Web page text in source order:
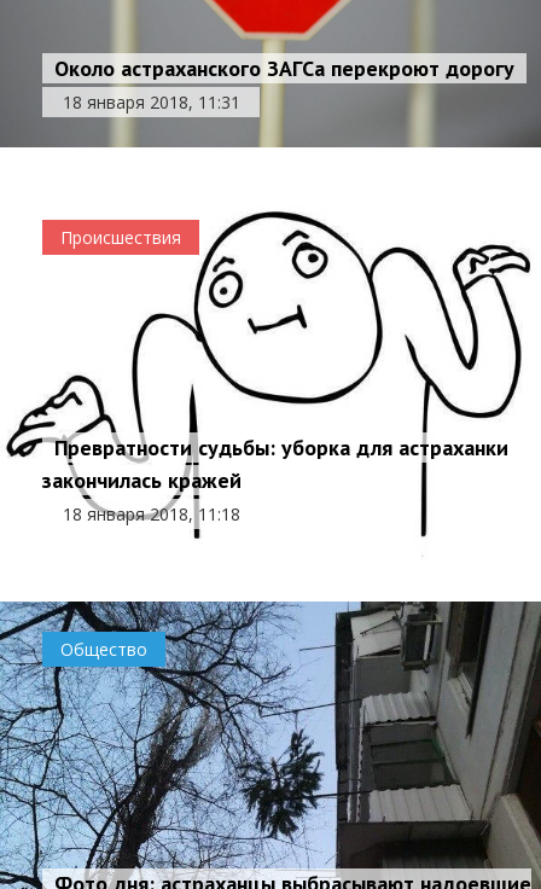
Около астраханского ЗАГСа перекроют дорогу
18 января 2018, 11:31
Происшествия
Превратности судьбы: уборка для астраханки
закончилась кражей
18 января 2018, 11:18
Общество